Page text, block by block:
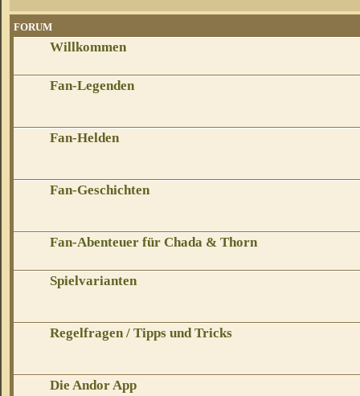
FORUM
Willkommen
Fan-Legenden
Fan-Helden
Fan-Geschichten
Fan-Abenteuer für Chada & Thorn
Spielvarianten
Regelfragen / Tipps und Tricks
Die Andor App